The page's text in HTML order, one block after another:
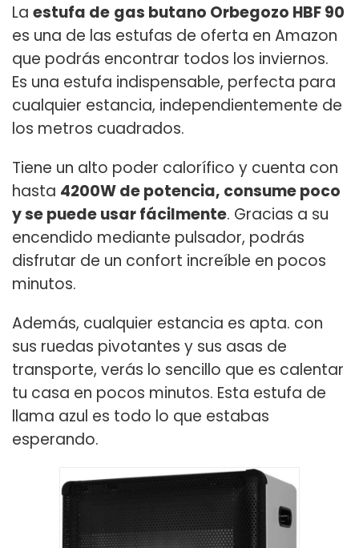
La estufa de gas butano Orbegozo HBF 90
es una de las estufas de oferta en Amazon
que podrás encontrar todos los inviernos.
Es una estufa indispensable, perfecta para
cualquier estancia, independientemente de
los metros cuadrados.
Tiene un alto poder calorífico y cuenta con
hasta 4200W de potencia, consume poco
y se puede usar fácilmente. Gracias a su
encendido mediante pulsador, podrás
disfrutar de un confort increíble en pocos
minutos.
Además, cualquier estancia es apta. con
sus ruedas pivotantes y sus asas de
transporte, verás lo sencillo que es calentar
tu casa en pocos minutos. Esta estufa de
llama azul es todo lo que estabas
esperando.